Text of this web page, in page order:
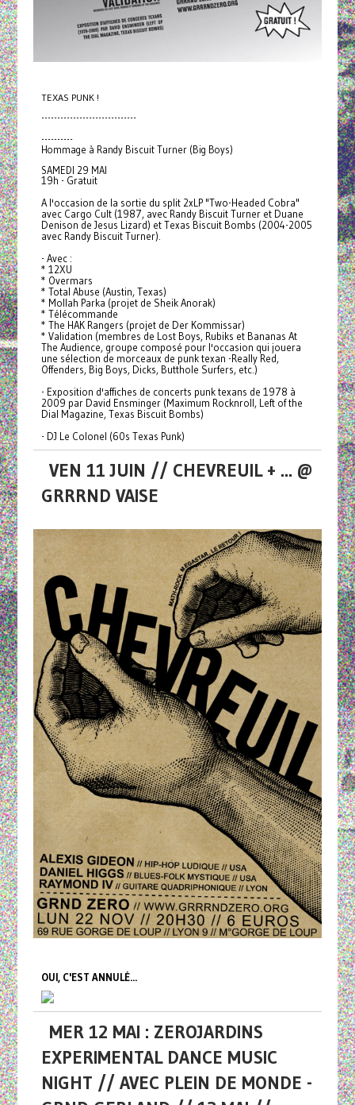
TEXAS PUNK !
------------------------------
----------
Hommage à Randy Biscuit Turner (Big Boys)
SAMEDI 29 MAI
19h - Gratuit
A l'occasion de la sortie du split 2xLP "Two-Headed Cobra"
avec Cargo Cult (1987, avec Randy Biscuit Turner et Duane
Denison de Jesus Lizard) et Texas Biscuit Bombs (2004-2005
avec Randy Biscuit Turner).
- Avec :
* 12XU
* Overmars
* Total Abuse (Austin, Texas)
* Mollah Parka (projet de Sheik Anorak)
* Télécommande
* The HAK Rangers (projet de Der Kommissar)
* Validation (membres de Lost Boys, Rubiks et Bananas At
The Audience, groupe composé pour l'occasion qui jouera
une sélection de morceaux de punk texan -Really Red,
Offenders, Big Boys, Dicks, Butthole Surfers, etc.)
- Exposition d'affiches de concerts punk texans de 1978 à
2009 par David Ensminger (Maximum Rocknroll, Left of the
Dial Magazine, Texas Biscuit Bombs)
- DJ Le Colonel (60s Texas Punk)
VEN 11 JUIN // CHEVREUIL + ... @
GRRRND VAISE
OUI, C'EST ANNULÉ...
MER 12 MAI : ZEROJARDINS
EXPERIMENTAL DANCE MUSIC
NIGHT // AVEC PLEIN DE MONDE -